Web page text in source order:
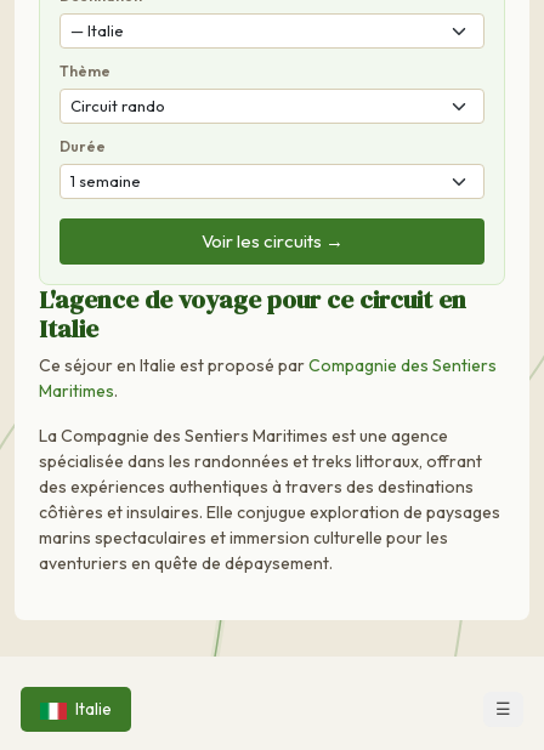
Thème
Durée
Voir les circuits →
L'agence de voyage pour ce circuit en
Italie
Ce séjour en Italie est proposé parCompagnie des Sentiers
Maritimes.
La Compagnie des Sentiers Maritimes est une agence
spécialisée dans les randonnées et treks littoraux, offrant
des expériences authentiques à travers des destinations
côtières et insulaires. Elle conjugue exploration de paysages
marins spectaculaires et immersion culturelle pour les
aventuriers en quête de dépaysement.
Italie ☰